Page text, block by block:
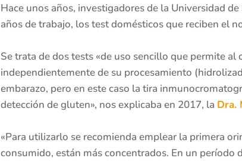
Hace unos años, investigadores de la Universidad
años de trabajo, los test domésticos que reciben el
Se trata de dos tests «de uso sencillo que permite
independientemente de su procesamiento
embarazo, pero en este caso la tira
detección de gluten», nos explicaba en 2017, la Dra.
«Para utilizarlo se recomienda emplear la primera
consumido, están más concentrados. En un